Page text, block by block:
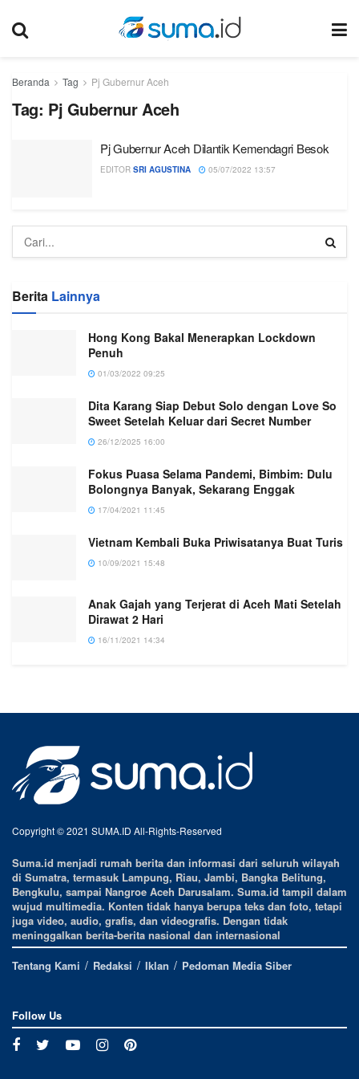
Beranda Tag Pj Gubernur Aceh
Tag: Pj Gubernur Aceh
Pj Gubernur Aceh Dilantik Kemendagri Besok
EDITOR SRI AGUSTINA 05/07/2022 13:57
Berita Lainnya
Hong Kong Bakal Menerapkan Lockdown
Penuh
01/03/2022 09:25
Dita Karang Siap Debut Solo dengan Love So
Sweet Setelah Keluar dari Secret Number
26/12/2025 16:00
Fokus Puasa Selama Pandemi, Bimbim: Dulu
Bolongnya Banyak, Sekarang Enggak
17/04/2021 11:45
Vietnam Kembali Buka Priwisatanya Buat Turis
10/09/2021 15:48
Anak Gajah yang Terjerat di Aceh Mati Setelah
Dirawat 2 Hari
16/11/2021 14:34
Copyright © 2021 SUMA.ID All-Rights-Reserved
Suma.id menjadi rumah berita dan informasi dari seluruh wilayah
di Sumatra, termasuk Lampung, Riau, Jambi, Bangka Belitung,
Bengkulu, sampai Nangroe Aceh Darusalam. Suma.id tampil dalam
wujud multimedia. Konten tidak hanya berupa teks dan foto, tetapi
juga video, audio, grafis, dan videografis. Dengan tidak
meninggalkan berita-berita nasional dan internasional
Tentang Kami
Redaksi Iklan Pedoman Media Siber
Follow Us